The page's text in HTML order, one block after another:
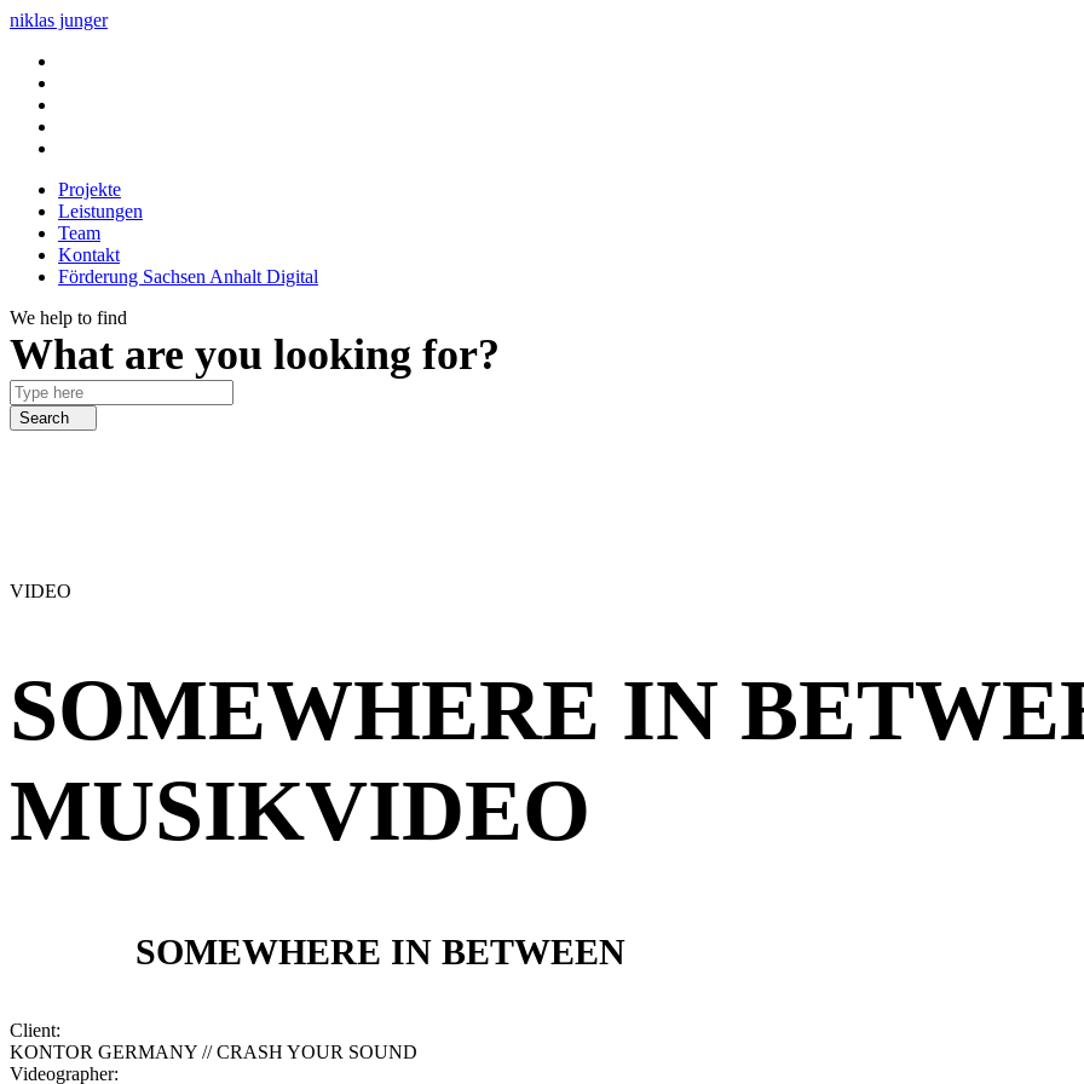
niklas junger
Projekte
Leistungen
Team
Kontakt
Förderung Sachsen Anhalt Digital
We help to find
What are you looking for?
Search
VIDEO
SOMEWHERE IN
MUSIKVIDEO
SOMEWHERE IN BETWEEN
Client:
KONTOR GERMANY // CRASH YOUR SOUND
Videographer: